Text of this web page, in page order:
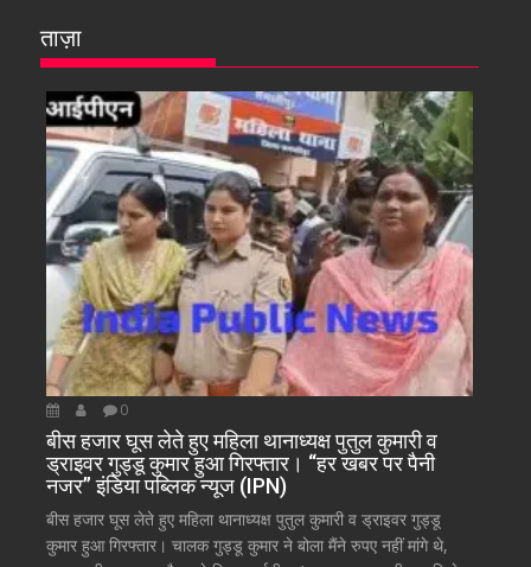
ताज़ा
0
बीस हजार घूस लेते हुए महिला थानाध्यक्ष पुतुल कुमारी व
ड्राइवर गुड्डू कुमार हुआ गिरफ्तार। “हर खबर पर पैनी
नजर” इंडिया पब्लिक न्यूज (IPN)
बीस हजार घूस लेते हुए महिला थानाध्यक्ष पुतुल कुमारी व ड्राइवर गुड्डू
कुमार हुआ गिरफ्तार। चालक गुड्डू कुमार ने बोला मैंने रुपए नहीं मांगे थे,